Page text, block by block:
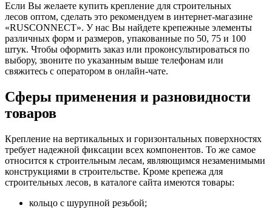
Если Вы желаете купить крепление для строительных
лесов оптом, сделать это рекомендуем в интернет-магазине
«RUSCONNECT». У нас Вы найдете крепежные элементы
различных форм и размеров, упакованные по 50, 75 и 100
штук. Чтобы оформить заказ или проконсультироваться по
выбору, звоните по указанным выше телефонам или
свяжитесь с оператором в онлайн-чате.
Сферы применения и разновидности
товаров
Крепление на вертикальных и горизонтальных поверхностях
требует надежной фиксации всех компонентов. То же самое
относится к строительным лесам, являющимся незаменимыми
конструкциями в строительстве. Кроме крепежа для
строительных лесов, в каталоге сайта имеются товары:
кольцо с шурупной резьбой;